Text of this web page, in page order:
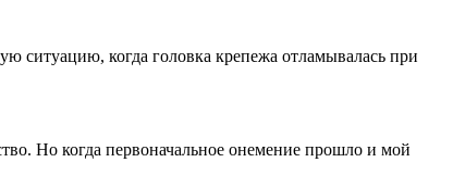
ситуацию, когда головка крепежа отламывалась при
Но когда первоначальное онемение прошло и мой